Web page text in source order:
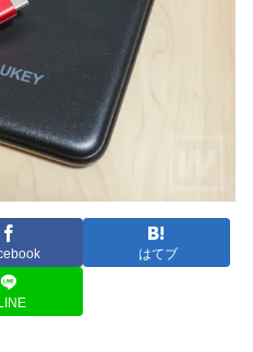
はてブ
LINE